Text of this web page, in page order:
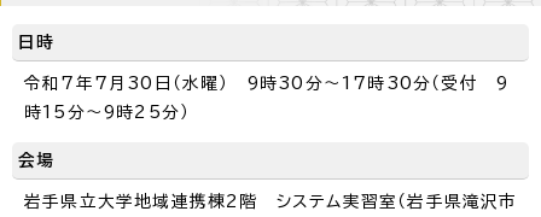
日時
令和7年7月30日（水曜） 9時30分～17時30分（受付 9
時15分～9時25分）
会場
岩手県立大学地域連携棟2階 システム実習室（岩手県滝沢市